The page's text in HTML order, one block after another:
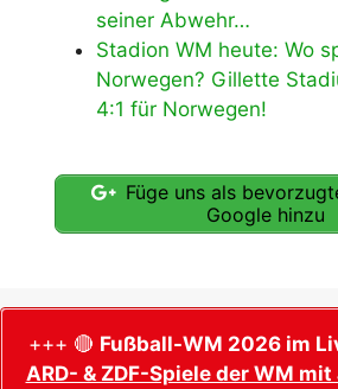
seiner Abwehr…
Stadion WM heute: Wo
Norwegen? Gillette
4:1 für Norwegen!
Füge uns als
Google hinzu
+++ 🔴 Fußball-WM 2026 im
ARD- & ZDF-Spiele der WM